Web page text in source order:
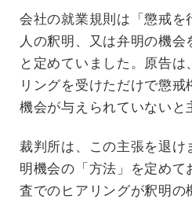
会社の就業規則は「懲戒を
人の釈明、又は弁明の機会
と定めていました。原告は
リングを受けただけで懲
機会が与えられていないと
裁判所は、この主張を退け
明機会の「方法」を定めて
査でのヒアリングが釈明の